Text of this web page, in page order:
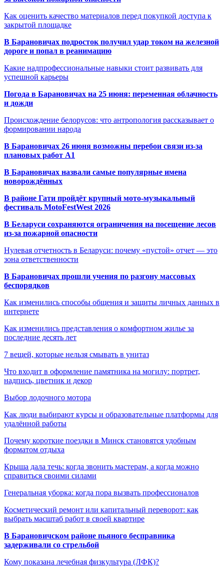
Как оценить качество материалов перед покупкой доступа к
закрытой площадке
В Барановичах подросток получил удар током на железной
дороге и попал в реанимацию
Какие надпрофессиональные навыки стоит развивать для
успешной карьеры
Погода в Барановичах на 25 июня: переменная облачность
и дожди
Происхождение белорусов: что антропология рассказывает о
формировании народа
В Барановичах 26 июня возможны перебои связи из-за
плановых работ A1
В Барановичах назвали самые популярные имена
новорождённых
В районе Гати пройдёт крупный мото-музыкальный
фестиваль MotoFestWest 2026
В Беларуси сохраняются ограничения на посещение лесов
из-за пожарной опасности
Нулевая отчетность в Беларуси: почему «пустой» отчет — это
зона ответственности
В Барановичах прошли учения по разгону массовых
беспорядков
Как изменились способы общения и защиты личных данных в
интернете
Как изменились представления о комфортном жилье за
последние десять лет
7 вещей, которые нельзя смывать в унитаз
Что входит в оформление памятника на могилу: портрет,
надпись, цветник и декор
Выбор лодочного мотора
Как люди выбирают курсы и образовательные платформы для
удалённой работы
Почему короткие поездки в Минск становятся удобным
форматом отдыха
Крыша дала течь: когда звонить мастерам, а когда можно
справиться своими силами
Генеральная уборка: когда пора вызвать профессионалов
Косметический ремонт или капитальный переворот: как
выбрать масштаб работ в своей квартире
В Барановичском районе пьяного бесправника
задерживали со стрельбой
Кому показана лечебная физкультура (ЛФК)?